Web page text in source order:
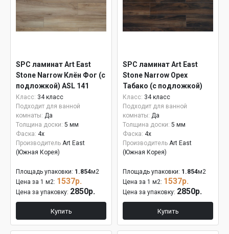
SPC ламинат Art East
Stone Narrow Клён Фог (с
подложкой) ASL 141
Класс: 34 класс
Подходит для ванной
комнаты: Да
Толщина доски: 5 мм
Фаска: 4x
Производитель Art East
(Южная Корея)
Площадь упаковки: 1.854м2
Цена за 1 м2: 1537р.
Цена за упаковку: 2850р.
Купить
SPC ламинат Art East
Stone Narrow Орех
Табако (с подложкой)
ASL 142
Класс: 34 класс
Подходит для ванной
комнаты: Да
Толщина доски: 5 мм
Фаска: 4x
Производитель Art East
(Южная Корея)
Площадь упаковки: 1.854м2
Цена за 1 м2: 1537р.
Цена за упаковку: 2850р.
Купить